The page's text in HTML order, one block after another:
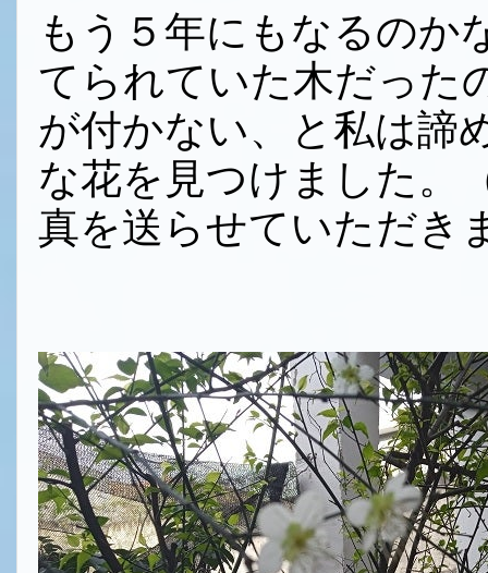
もう５年にもなるのか
てられていた木だった
が付かない、と私は諦
な花を見つけました。
真を送らせていただき